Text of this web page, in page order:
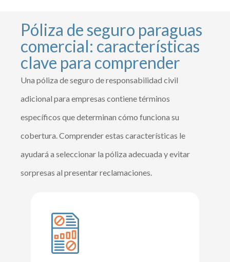
Póliza de seguro paraguas
comercial: características
clave para comprender
Una póliza de seguro de responsabilidad civil
adicional para empresas contiene términos
específicos que determinan cómo funciona su
cobertura. Comprender estas características le
ayudará a seleccionar la póliza adecuada y evitar
sorpresas al presentar reclamaciones.